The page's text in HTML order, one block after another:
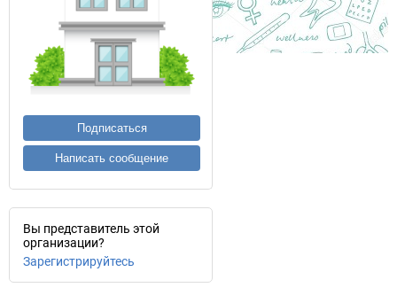
Подписаться
Написать сообщение
Вы представитель этой
организации?
Зарегистрируйтесь